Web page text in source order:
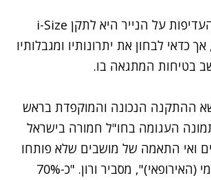
מבחינת תקנים, העדיפות על הנייר היא לתקן i-Size
כדאי לבחון את יתרונותיו ומגבלותיו
בטיחות המתגאה בו.
ההתקנה הנכונה והמוקפדת בראש
העגומה בחו"ל חמורה בישראל
ואי התאמה של מושבים שלא פותחו
עבור השוק המקומי (האירופאי)", מסביר ורון. "כ-70%